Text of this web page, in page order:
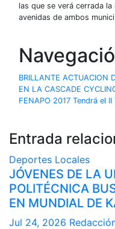
las que se verá cerrada
avenidas de ambos
BRILLANTE ACTUACION
EN LA CASCADE
FENAPO 2017 Tendrá el
Entrada
Deportes Locales
JÓVENES DE LA
POLITÉCNICA
EN MUNDIAL DE
Jul 24, 2026